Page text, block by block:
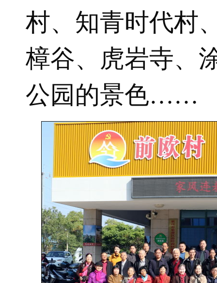
村、知青时代村
樟谷、虎岩寺、
公园的景色……